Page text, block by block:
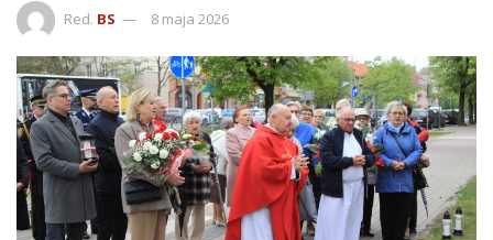
Red. BS 8 maja 2026